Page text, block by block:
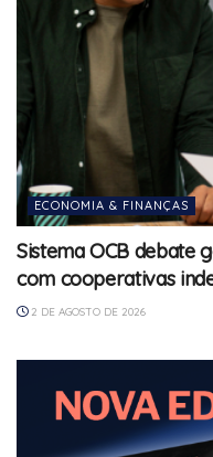
ECONOMIA & FINANÇAS
Sistema OCB debate
com cooperativas
2 DE AGOSTO DE 2026